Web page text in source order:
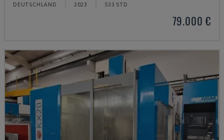
DEUTSCHLAND 2023 533 STD
79.000 €